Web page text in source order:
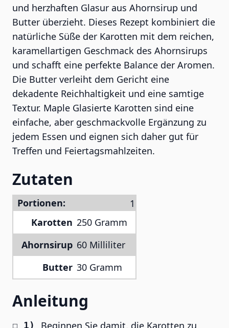
und herzhaften Glasur aus Ahornsirup und
Butter überzieht. Dieses Rezept kombiniert die
natürliche Süße der Karotten mit dem reichen,
karamellartigen Geschmack des Ahornsirups
und schafft eine perfekte Balance der Aromen.
Die Butter verleiht dem Gericht eine
dekadente Reichhaltigkeit und eine samtige
Textur. Maple Glasierte Karotten sind eine
einfache, aber geschmackvolle Ergänzung zu
jedem Essen und eignen sich daher gut für
Treffen und Feiertagsmahlzeiten.
Zutaten
Portionen:
Karotten 250 Gramm
Ahornsirup 60 Milliliter
Butter 30 Gramm
Anleitung
Beginnen Sie damit, die Karotten zu